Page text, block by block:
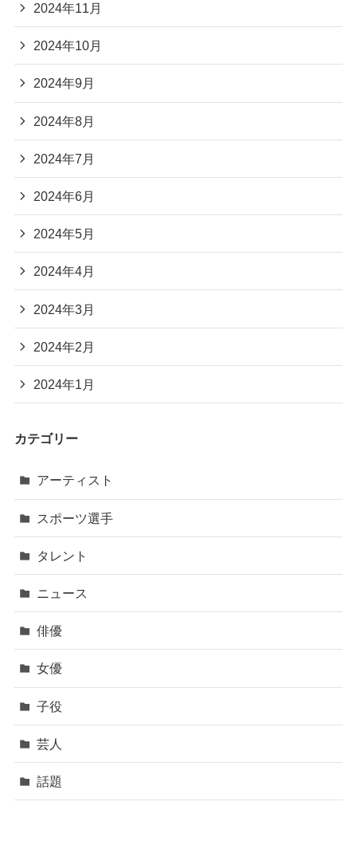
2024年11月
2024年10月
2024年9月
2024年8月
2024年7月
2024年6月
2024年5月
2024年4月
2024年3月
2024年2月
2024年1月
カテゴリー
アーティスト
スポーツ選手
タレント
ニュース
俳優
女優
子役
芸人
話題